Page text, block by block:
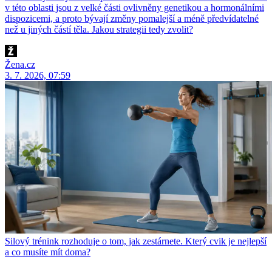
v této oblasti jsou z velké části ovlivněny genetikou a hormonálními
dispozicemi, a proto bývají změny pomalejší a méně předvídatelné
než u jiných částí těla. Jakou strategii tedy zvolit?
Žena.cz
3. 7. 2026, 07:59
Silový trénink rozhoduje o tom, jak zestárnete. Který cvik je nejlepší
a co musíte mít doma?